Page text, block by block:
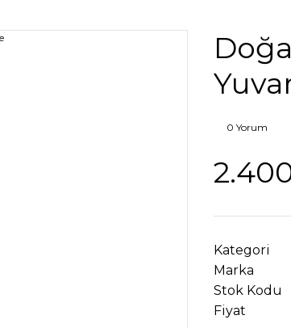
0 Yorum
Kategori
Marka
Stok Kodu
Fiyat